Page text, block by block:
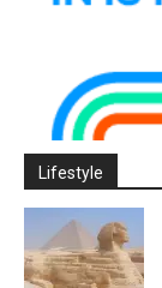
Lifestyle